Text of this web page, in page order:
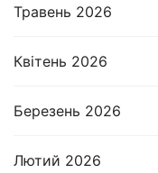
Травень 2026
Квітень 2026
Березень 2026
Лютий 2026